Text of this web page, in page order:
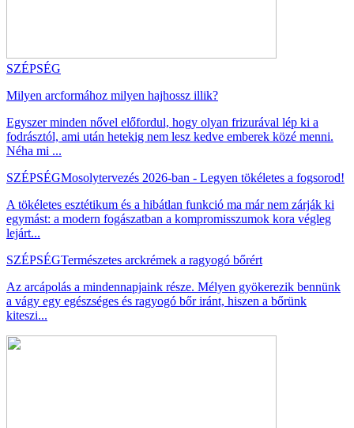
SZÉPSÉG
Milyen arcformához milyen hajhossz illik?
Egyszer minden nővel előfordul, hogy olyan frizurával lép ki a
fodrásztól, ami után hetekig nem lesz kedve emberek közé menni.
Néha mi ...
SZÉPSÉGMosolytervezés 2026-ban - Legyen tökéletes a fogsorod!
A tökéletes esztétikum és a hibátlan funkció ma már nem zárják ki
egymást: a modern fogászatban a kompromisszumok kora végleg
lejárt...
SZÉPSÉGTermészetes arckrémek a ragyogó bőrért
Az arcápolás a mindennapjaink része. Mélyen gyökerezik bennünk
a vágy egy egészséges és ragyogó bőr iránt, hiszen a bőrünk
kiteszi...